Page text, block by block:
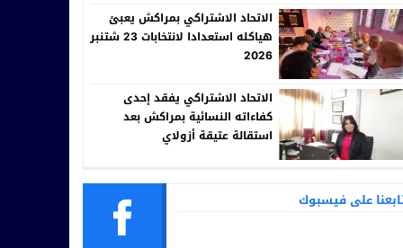
الاتحاد الاشتراكي بمراكش يعبئ
هياكله استعدادا لانتخابات 23 شتنبر
2026
الاتحاد الاشتراكي يفقد إحدى
كفاءاته النسائية بمراكش بعد
استقالة عتيقة أزولاي
على فيسبوك